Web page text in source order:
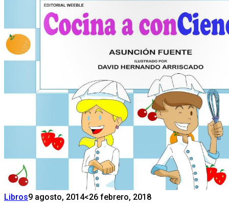
Libros9 agosto, 2014<26 febrero, 2018